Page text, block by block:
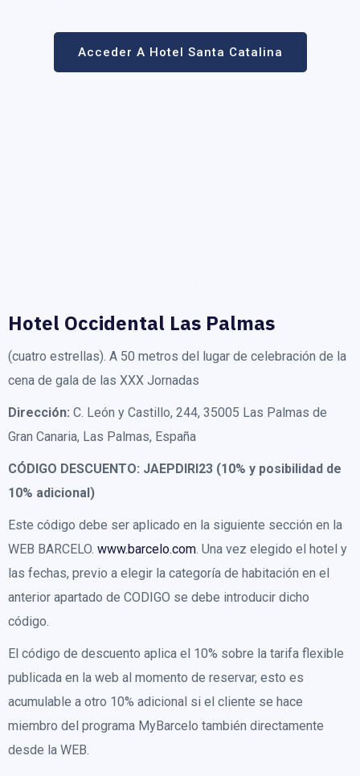
Acceder A Hotel Santa Catalina
Hotel Occidental Las Palmas
(cuatro estrellas). A 50 metros del lugar de celebración de la
cena de gala de las XXX Jornadas
Dirección: C. León y Castillo, 244, 35005 Las Palmas de
Gran Canaria, Las Palmas, España
CÓDIGO DESCUENTO: JAEPDIRI23 (10% y posibilidad de
10% adicional)
Este código debe ser aplicado en la siguiente sección en la
WEB BARCELO. www.barcelo.com . Una vez elegido el hotel y
las fechas, previo a elegir la categoría de habitación en el
anterior apartado de CODIGO se debe introducir dicho
código.
El código de descuento aplica el 10% sobre la tarifa flexible
publicada en la web al momento de reservar, esto es
acumulable a otro 10% adicional si el cliente se hace
miembro del programa MyBarcelo también directamente
desde la WEB.